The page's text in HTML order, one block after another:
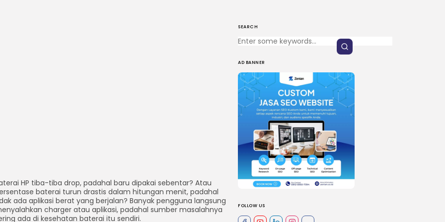
SEARCH
AD BANNER
FOLLOW US
HP tiba-tiba drop, padahal baru dipakai sebentar? Atau
baterai turun drastis dalam hitungan menit, padahal
ada aplikasi berat yang berjalan? Banyak pengguna langsung
charger atau aplikasi, padahal sumber masalahnya
ada di kesehatan baterai itu sendiri.